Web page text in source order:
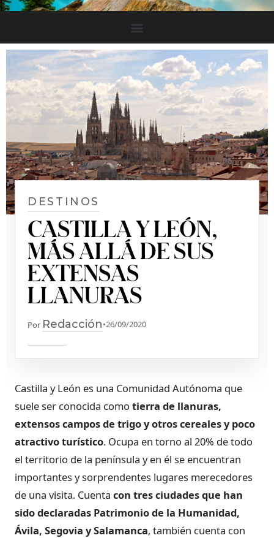
DESTINOS
CASTILLA Y LEÓN,
MÁS ALLÁ DE SUS
EXTENSAS
LLANURAS
Por Redacción•26/09/2020
Castilla y León es una Comunidad Autónoma que
suele ser conocida como tierra de llanuras,
extensos campos de trigo y otros cereales y poco
atractivo turístico. Ocupa en torno al 20% de todo
el territorio de la península y en él se encuentran
importantes y sorprendentes lugares merecedores
de una visita. Cuenta con tres ciudades que han
sido declaradas Patrimonio de la Humanidad,
Ávila, Segovia y Salamanca, también cuenta con